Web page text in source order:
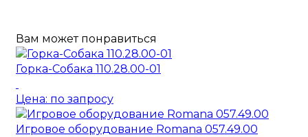
Вам может понравиться
Горка-Собака 110.28.00-01
Цена: по запросу
Игровое оборудование Romana 057.49.00